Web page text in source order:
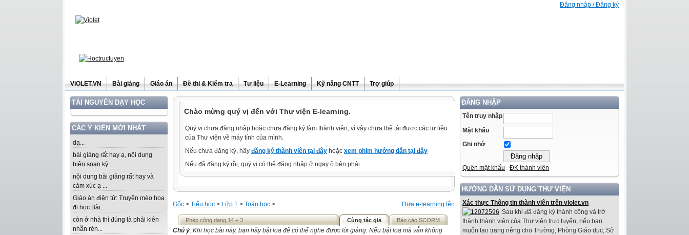
Đăng nhập / Đăng ký
ViOLET.VN Bài giảng Giáo án Đề thi & Kiểm tra Tư liệu E-Learning Kỹ năng CNTT Trợ giúp
TÀI NGUYÊN DẠY HỌC
CÁC Ý KIẾN MỚI NHẤT
dạ...
bài giảng rất hay ạ, nội dung
biên soạn kỳ...
nội dung bài giảng rất hay và
cảm xúc ạ ...
Giáo án điện tử: Truyện mèo hoa
đi học Bài...
còn ở nhà thì đúng là phải kiên
nhẫn rèn...
ĐĂNG NHẬP
Tên truy nhập
Mật khẩu
Ghi nhớ
Quên mật khẩu ĐK thành viên
HƯỚNG DẪN SỬ DỤNG THƯ VIỆN
Xác thực Thông tin thành viên trên violet.vn
Sau khi đã đăng ký thành công và trở
thành thành viên của Thư viện trực tuyến, nếu bạn
muốn tạo trang riêng cho Trường, Phòng Giáo dục, Sở
Chào mừng quý vị đến với Thư viện E-learning.
Quý vị chưa đăng nhập hoặc chưa đăng ký làm thành viên, vì vậy chưa thể tải được các tư liệu
của Thư viện về máy tính của mình.
Nếu chưa đăng ký, hãy đăng ký thành viên tại đây hoặc xem phim hướng dẫn tại đây
Nếu đã đăng ký rồi, quý vị có thể đăng nhập ở ngay ô bên phải.
Đưa e-learning lên
Gốc > Tiểu học > Lớp 1 > Toán học >
Phép cộng dạng 14 + 3 Cùng tác giả Báo cáo SCORM
Chú ý: Khi học bài này, bạn hãy bật loa để có thể nghe được lời giảng. Nếu bật loa mà vẫn không